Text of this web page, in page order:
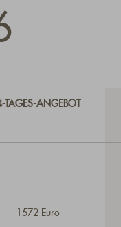
TAGES-ANGEBOT
1572 Euro